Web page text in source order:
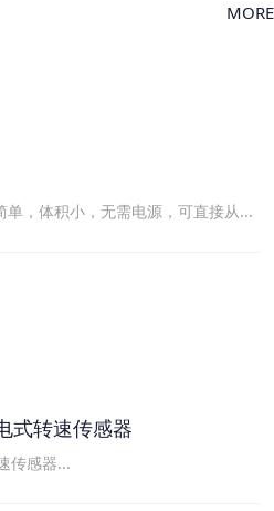
MORE
单，体积小，无需电源，可直接从...
式转速传感器
传感器...